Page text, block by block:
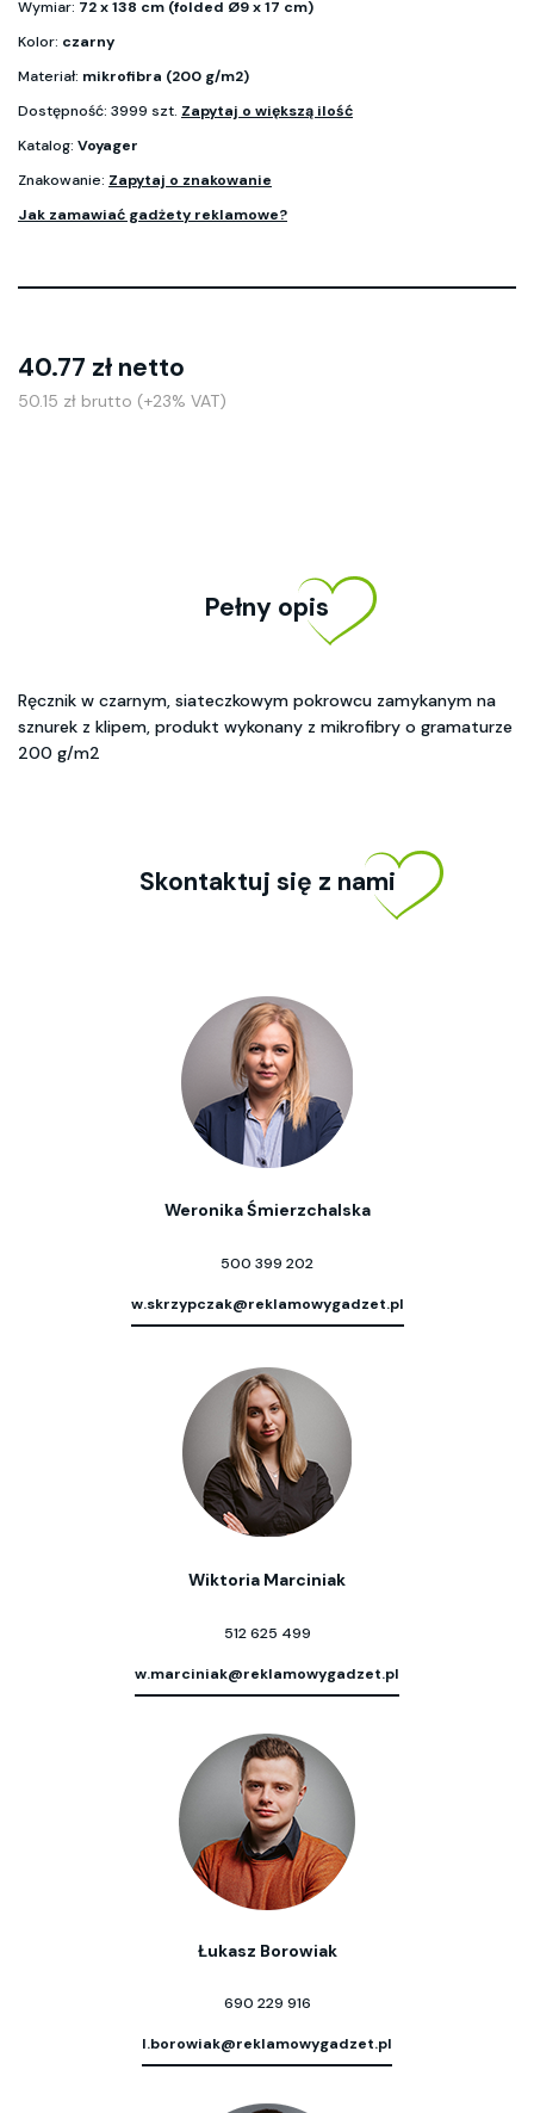
Wymiar: 72 x 138 cm (folded Ø9 x 17 cm)
Kolor: czarny
Materiał: mikrofibra (200 g/m2)
Dostępność: 3999 szt. Zapytaj o większą ilość
Katalog: Voyager
Znakowanie: Zapytaj o znakowanie
Jak zamawiać gadżety reklamowe?
40.77 zł netto
50.15 zł brutto (+23% VAT)
Pełny opis
Ręcznik w czarnym, siateczkowym pokrowcu zamykanym na
sznurek z klipem, produkt wykonany z mikrofibry o gramaturze
200 g/m2
Skontaktuj się z nami
Weronika Śmierzchalska
500 399 202
w.skrzypczak@reklamowygadzet.pl
Wiktoria Marciniak
512 625 499
w.marciniak@reklamowygadzet.pl
Łukasz Borowiak
690 229 916
l.borowiak@reklamowygadzet.pl